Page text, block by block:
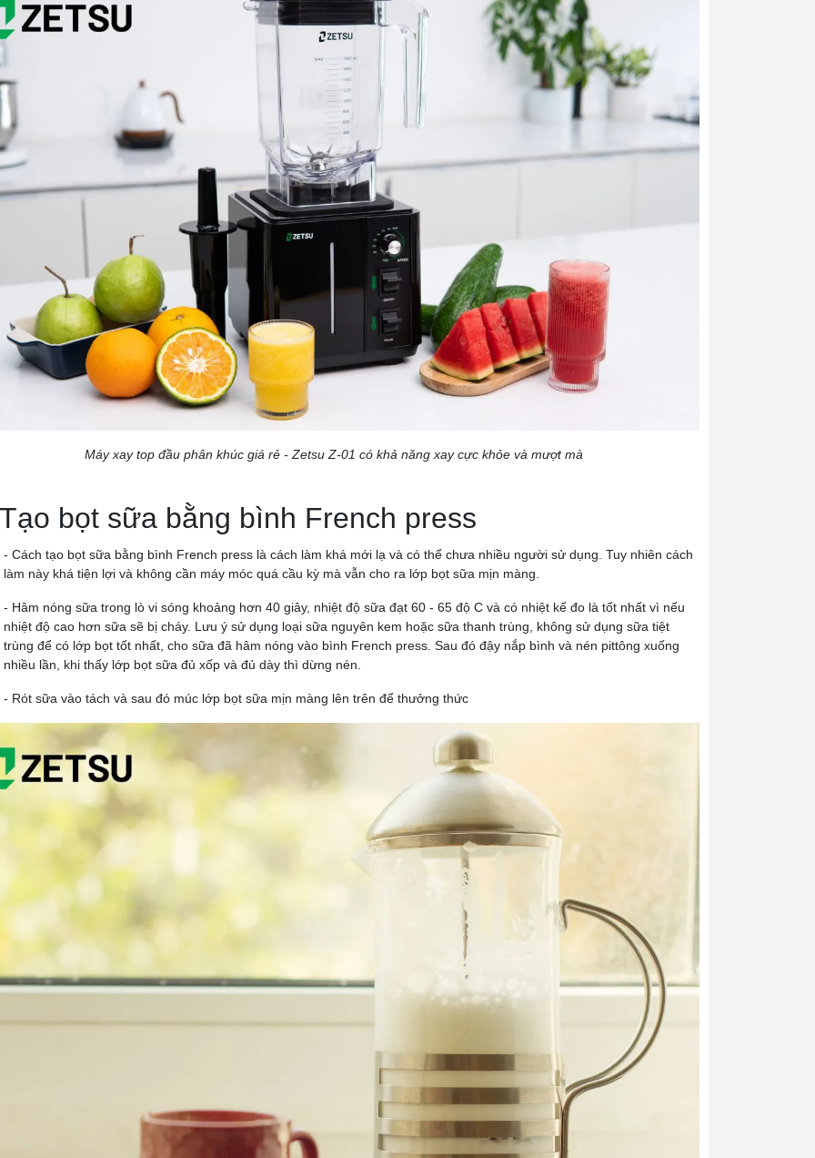
Máy xay top đầu phân khúc giá rẻ - Zetsu Z-01 có khả năng xay cực khỏe và mượt mà
bọt sữa bằng bình French press
- Cách tạo bọt sữa bằng bình French press là cách làm khá mới lạ và có thể chưa nhiều người sử dụng. Tuy nhiên cách
làm này khá tiện lợi và không cần máy móc quá cầu kỳ mà vẫn cho ra lớp bọt sữa mịn màng.
- Hâm nóng sữa trong lò vi sóng khoảng hơn 40 giây, nhiệt độ sữa đạt 60 - 65 độ C và có nhiệt kế đo là tốt nhất vì nếu
nhiệt độ cao hơn sữa sẽ bị cháy. Lưu ý sử dụng loại sữa nguyên kem hoặc sữa thanh trùng, không sử dụng sữa tiệt
trùng để có lớp bọt tốt nhất, cho sữa đã hâm nóng vào bình French press. Sau đó đậy nắp bình và nén pittông xuống
nhiều lần, khi thấy lớp bọt sữa đủ xốp và đủ dày thì dừng nén.
- Rót sữa vào tách và sau đó múc lớp bọt sữa mịn màng lên trên để thưởng thức